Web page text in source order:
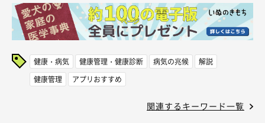
健康・病気 健康管理・健康診断 病気の兆候
解説
健康管理
アプリおすすめ
関連するキーワード一覧